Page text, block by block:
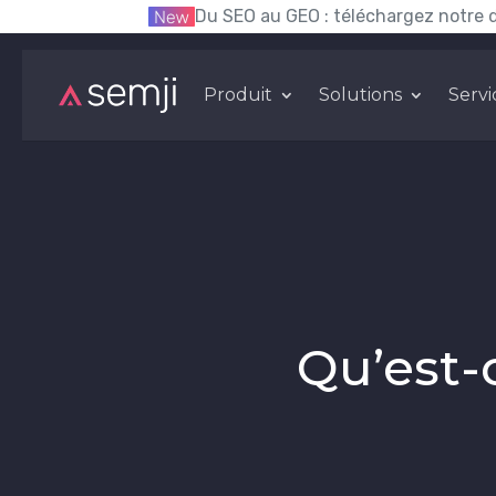
Du SEO au GEO : téléchargez notre
Produit Solutions